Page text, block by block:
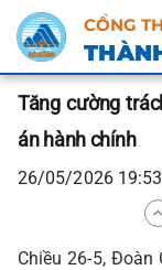
CỔNG
Tăng cường
án hành chính
26/05/2026
Chiều 26-5, Đoàn